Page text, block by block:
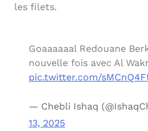
les filets.
Goaaaaaal Redouane
nouvelle fois avec Al
pic.twitter.com/
— Chebli Ishaq
13, 2025